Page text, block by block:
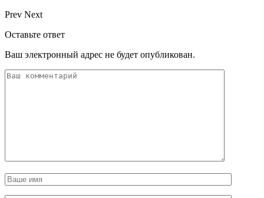
Prev Next
Оставьте ответ
Ваш электронный адрес не будет опубликован.